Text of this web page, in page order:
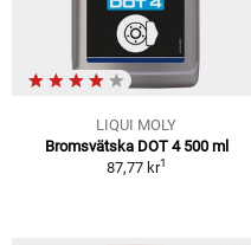
LIQUI MOLY
Bromsvätska DOT 4 500 ml
87,77 kr1